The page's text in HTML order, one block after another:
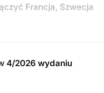
Francja, Szwecja
4/2026 wydaniu